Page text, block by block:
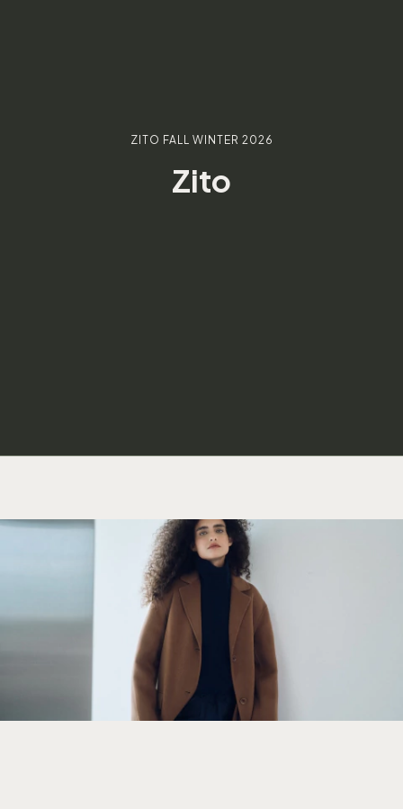
ZITO FALL WINTER 2026
Zito